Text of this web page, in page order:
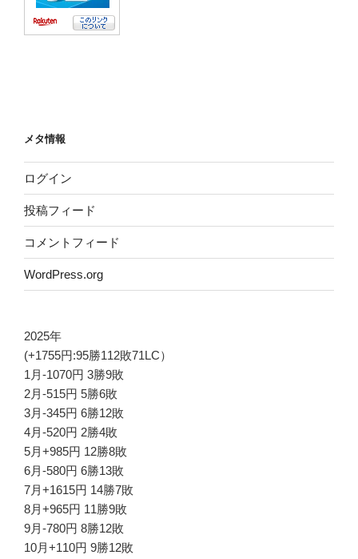
メタ情報
ログイン
投稿フィード
コメントフィード
WordPress.org
2025年
(+1755円:95勝112敗71LC）
1月-1070円 3勝9敗
2月-515円 5勝6敗
3月-345円 6勝12敗
4月-520円 2勝4敗
5月+985円 12勝8敗
6月-580円 6勝13敗
7月+1615円 14勝7敗
8月+965円 11勝9敗
9月-780円 8勝12敗
10月+110円 9勝12敗